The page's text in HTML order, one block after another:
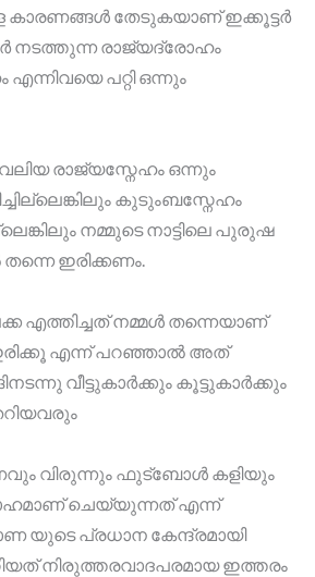
കാരണങ്ങൾ തേടുകയാണ് ഇക്കൂട്ടർ
രാജ്യദ്രോഹം
പറ്റി ഒന്നും
രാജ്യസ്നേഹം ഒന്നും
കുടുംബസ്നേഹം
നമ്മുടെ നാട്ടിലെ പുരുഷ
തന്നെ ഇരിക്കണം.
എത്തിച്ചത് നമ്മൾ തന്നെയാണ്
എന്ന് പറഞ്ഞാൽ അത്
വീട്ടുകാർക്കും കൂട്ടുകാർക്കും
വിരുന്നും ഫുട്ബോൾ കളിയും
ചെയ്യുന്നത് എന്ന്
യുടെ പ്രധാന കേന്ദ്രമായി
നിരുത്തരവാദപരമായ ഇത്തരം